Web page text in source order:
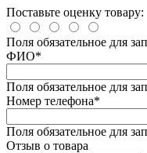
Поставьте оценку товару:
Поля обязательное для
ФИО*
Поля обязательное для
Номер телефона*
Поля обязательное для
Отзыв о товара